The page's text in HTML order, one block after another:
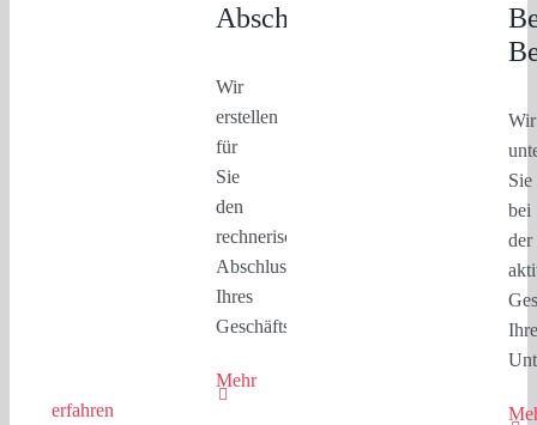
Abschlusserstellung
Wir
erstellen
für
Sie
den
rechnerischen
Abschluss
Ihres
Geschäftsjahres.
Mehr
erfahren
Wir
Sie
bei
der